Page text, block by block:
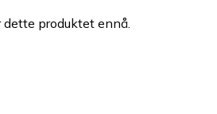
produktet ennå.